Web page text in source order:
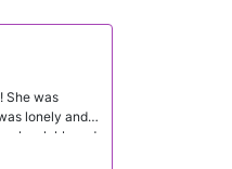
She was
lonely and
she slobbered